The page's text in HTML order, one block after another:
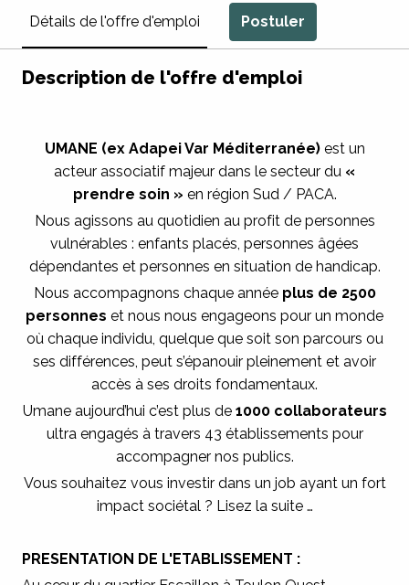
Détails de l'offre d'emploi Postuler
Description de l'offre d'emploi
UMANE (ex Adapei Var Méditerranée) est un
acteur associatif majeur dans le secteur du «
prendre soin » en région Sud / PACA.
Nous agissons au quotidien au profit de personnes
vulnérables : enfants placés, personnes âgées
dépendantes et personnes en situation de handicap.
Nous accompagnons chaque année plus de 2500
personnes et nous nous engageons pour un monde
où chaque individu, quelque que soit son parcours ou
ses différences, peut s’épanouir pleinement et avoir
accès à ses droits fondamentaux.
Umane aujourd’hui c’est plus de 1000 collaborateurs
ultra engagés à travers 43 établissements pour
accompagner nos publics.
Vous souhaitez vous investir dans un job ayant un fort
impact sociétal ? Lisez la suite …
PRESENTATION DE L'ETABLISSEMENT :